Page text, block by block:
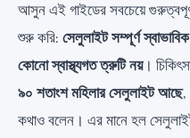
শুধুমাত্র চর্মরোগ বিশেষজ্ঞের
"সেলুলাইট নিরাময়"
না)
নিচের লাইন: এটি
আসুন এই গাইডের সবচেয়ে
শুরু করি: সেলুলাইট সম্পূর্ণ
কোনো স্বাস্থ্যগত ত্রুটি নয়।
৯০ শতাংশ মহিলার সেলুলাইট আছে,
কথাও বলেন। এর মানে হল